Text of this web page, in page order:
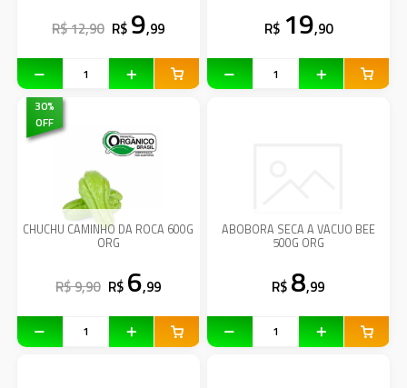
R$ 12,90 R$ 9,99 R$ 19,90
30%
OFF
CHUCHU CAMINHO DA ROCA 600G
ORG
R$ 9,90 R$ 6,99
ABOBORA SECA A VACUO BEE
500G ORG
R$ 8,99